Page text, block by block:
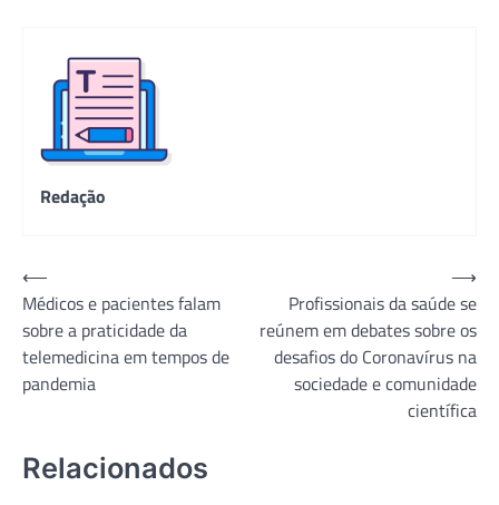
Redação
Navegação
de
Post
⟵
Médicos e pacientes falam
sobre a praticidade da
telemedicina em tempos de
pandemia
Profissionais da saúde se
reúnem em debates sobre os
desafios do Coronavírus na
sociedade e comunidade
científica
⟶
Relacionados